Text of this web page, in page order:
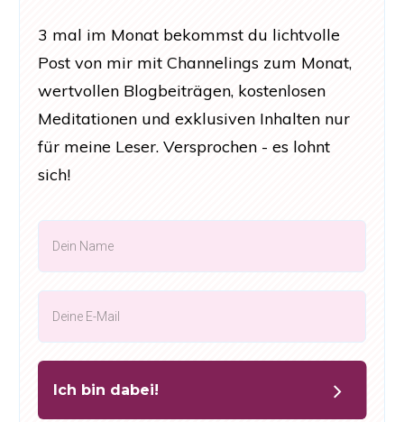
3 mal im Monat bekommst du lichtvolle
Post von mir mit Channelings zum Monat,
wertvollen Blogbeiträgen, kostenlosen
Meditationen und exklusiven Inhalten nur
für meine Leser. Versprochen - es lohnt
sich!
Ich bin dabei!